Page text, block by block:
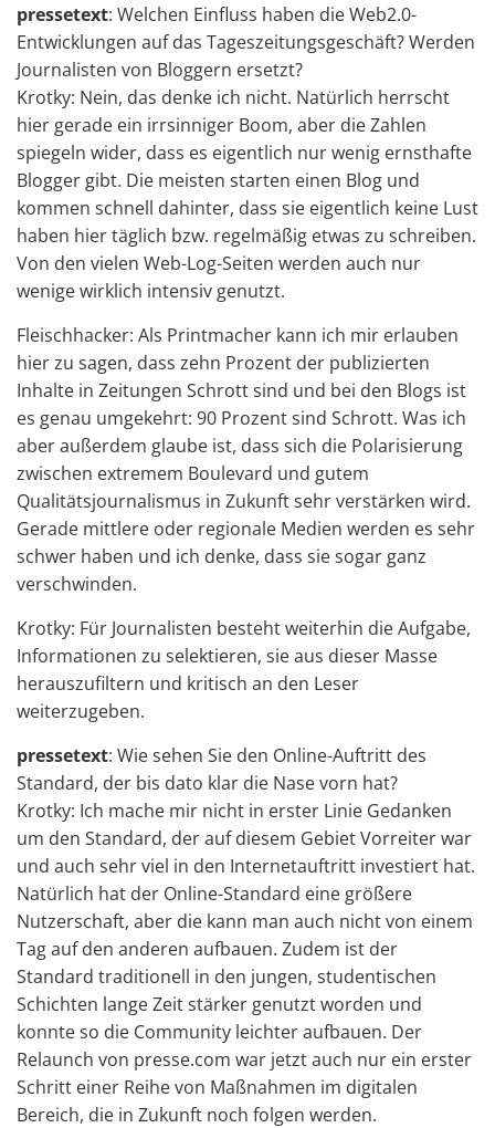
pressetext: Welchen Einfluss haben die Web2.0-
Entwicklungen auf das Tageszeitungsgeschäft? Werden
Journalisten von Bloggern ersetzt?
Krotky: Nein, das denke ich nicht. Natürlich herrscht
hier gerade ein irrsinniger Boom, aber die Zahlen
spiegeln wider, dass es eigentlich nur wenig ernsthafte
Blogger gibt. Die meisten starten einen Blog und
kommen schnell dahinter, dass sie eigentlich keine Lust
haben hier täglich bzw. regelmäßig etwas zu schreiben.
Von den vielen Web-Log-Seiten werden auch nur
wenige wirklich intensiv genutzt.
Fleischhacker: Als Printmacher kann ich mir erlauben
hier zu sagen, dass zehn Prozent der publizierten
Inhalte in Zeitungen Schrott sind und bei den Blogs ist
es genau umgekehrt: 90 Prozent sind Schrott. Was ich
aber außerdem glaube ist, dass sich die Polarisierung
zwischen extremem Boulevard und gutem
Qualitätsjournalismus in Zukunft sehr verstärken wird.
Gerade mittlere oder regionale Medien werden es sehr
schwer haben und ich denke, dass sie sogar ganz
verschwinden.
Krotky: Für Journalisten besteht weiterhin die Aufgabe,
Informationen zu selektieren, sie aus dieser Masse
herauszufiltern und kritisch an den Leser
weiterzugeben.
pressetext: Wie sehen Sie den Online-Auftritt des
Standard, der bis dato klar die Nase vorn hat?
Krotky: Ich mache mir nicht in erster Linie Gedanken
um den Standard, der auf diesem Gebiet Vorreiter war
und auch sehr viel in den Internetauftritt investiert hat.
Natürlich hat der Online-Standard eine größere
Nutzerschaft, aber die kann man auch nicht von einem
Tag auf den anderen aufbauen. Zudem ist der
Standard traditionell in den jungen, studentischen
Schichten lange Zeit stärker genutzt worden und
konnte so die Community leichter aufbauen. Der
Relaunch von presse.com war jetzt auch nur ein erster
Schritt einer Reihe von Maßnahmen im digitalen
Bereich, die in Zukunft noch folgen werden.